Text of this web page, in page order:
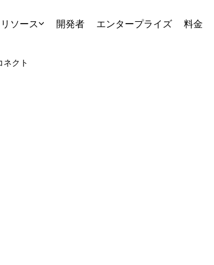
リソース 開発者 エンタープライズ 料金
ネクト